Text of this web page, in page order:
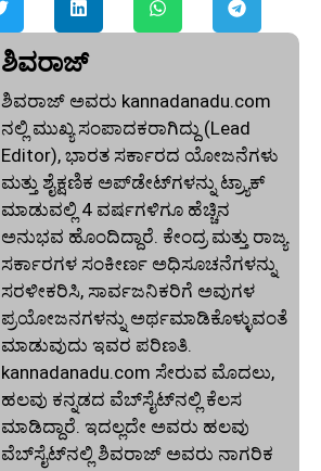
ಶಿವರಾಜ್
ಶಿವರಾಜ್ ಅವರು kannadanadu.com
ನಲ್ಲಿ ಮುಖ್ಯ ಸಂಪಾದಕರಾಗಿದ್ದು (Lead
Editor), ಭಾರತ ಸರ್ಕಾರದ ಯೋಜನೆಗಳು
ಮತ್ತು ಶೈಕ್ಷಣಿಕ ಅಪ್‌ಡೇಟ್‌ಗಳನ್ನು ಟ್ರ್ಯಾಕ್
ಮಾಡುವಲ್ಲಿ 4 ವರ್ಷಗಳಿಗೂ ಹೆಚ್ಚಿನ
ಅನುಭವ ಹೊಂದಿದ್ದಾರೆ. ಕೇಂದ್ರ ಮತ್ತು ರಾಜ್ಯ
ಸರ್ಕಾರಗಳ ಸಂಕೀರ್ಣ ಅಧಿಸೂಚನೆಗಳನ್ನು
ಸರಳೀಕರಿಸಿ, ಸಾರ್ವಜನಿಕರಿಗೆ ಅವುಗಳ
ಪ್ರಯೋಜನಗಳನ್ನು ಅರ್ಥಮಾಡಿಕೊಳ್ಳುವಂತೆ
ಮಾಡುವುದು ಇವರ ಪರಿಣತಿ.
kannadanadu.com ಸೇರುವ ಮೊದಲು,
ಹಲವು ಕನ್ನಡದ ವೆಬ್‌ಸೈಟ್‌ನಲ್ಲಿ ಕೆಲಸ
ಮಾಡಿದ್ದಾರೆ. ಇದಲ್ಲದೇ ಅವರು ಹಲವು
ವೆಬ್‌ಸೈಟ್‌ನಲ್ಲಿ ಶಿವರಾಜ್ ಅವರು ನಾಗರಿಕ